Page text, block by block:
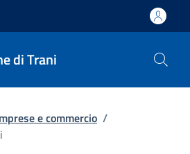
di Trani
e commercio /